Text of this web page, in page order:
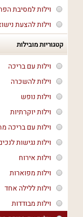
וילות למסיבת
וילות להצעת
קטגוריות מובילות
וילות עם בריכה
וילות להשכרה
וילות נופש
וילות יוקרתיות
וילות עם בריכה
וילות נגישות
וילות אירוח
וילות מפוארות
וילות ללילה אחד
וילות מבודדות